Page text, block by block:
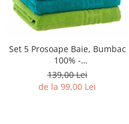
Set 5 Prosoape Baie, Bumbac
100% -
Portocaliu/Corai/Albastru/Verde
Inchis/Verde
139,00 Lei
de la 99,00 Lei